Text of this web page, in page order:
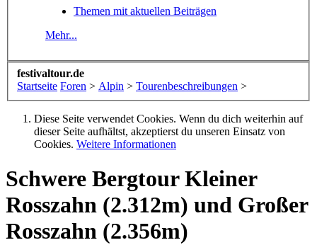
Themen mit aktuellen Beiträgen
Mehr...
festivaltour.de
Startseite Foren > Alpin > Tourenbeschreibungen >
Diese Seite verwendet Cookies. Wenn du dich weiterhin auf
dieser Seite aufhältst, akzeptierst du unseren Einsatz von
Cookies. Weitere Informationen
Schwere BergtourKleiner
Rosszahn (2.312m) und Großer
Rosszahn (2.356m)